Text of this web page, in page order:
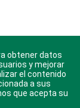
iOS y
obtener datos
y mejorar
el contenido
a sus
que acepta su